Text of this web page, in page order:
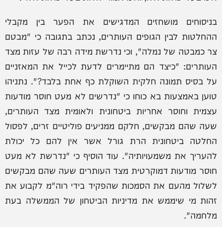
בניסוחים מושחזים המדגישים את הפער בין מקבלי
ההחלטות לבין הגופים העותרים, נכתב בתגובה כי "מבטם
צר כמבטה של נמלה", וכי נדרשת מידה רבה של עזות מצד
העותרים: "כיצד הם מתיימרים לדעת לכייל את המאזניים
על בסיס תמונה חלקית השוקלת כף אחת בלבד?". נתניהו
טוען באמצעות בא כוחו כי "נדרשים לא מעט חוסר מודעות
עצמית וחוסר אחריות ביטחונית ולאומית מצד העותרים,
שעה שהם מבקשים, חלקם ממניעים פוליטיים זרים, לפסול
החלטה ביטחונית הרת גורל אשר אין להם כל יכולת
להעריך את משמעויותיה". עוד הוסיף כי "נדרשת לא מעט
חוסר מודעות דמוקרטית מצד העותרים שעה שהם מבקשים
לשלול מהעם את הסמכות שהפקיד בידי רוה"מ לקבוע את
זהות מי שיממש את מדיניות הביטחון של הממשלה בעת
מלחמה".